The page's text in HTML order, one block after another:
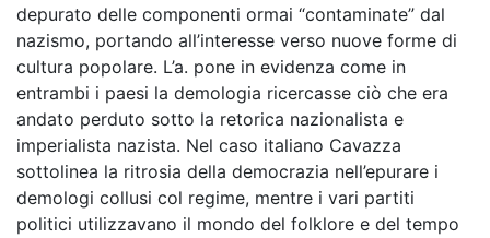
depurato delle componenti ormai “contaminate” dal
nazismo, portando all’interesse verso nuove forme di
cultura popolare. L’a. pone in evidenza come in
entrambi i paesi la demologia ricercasse ciò che era
andato perduto sotto la retorica nazionalista e
imperialista nazista. Nel caso italiano Cavazza
sottolinea la ritrosia della democrazia nell’epurare i
demologi collusi col regime, mentre i vari partiti
politici utilizzavano il mondo del folklore e del tempo